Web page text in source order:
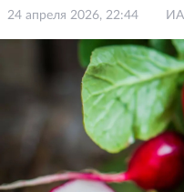
24 апреля 2026, 22:44 ИА